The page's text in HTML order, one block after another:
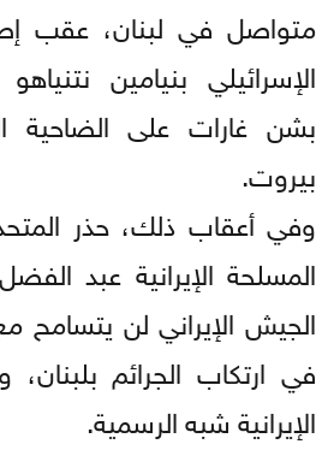
متواصل في لبنان، عقب
الإسرائيلي بنيامين
بشن غارات على الضاحية
بيروت.
وفي أعقاب ذلك، حذر
المسلحة الإيرانية عبد
الجيش الإيراني لن يتسامح
في ارتكاب الجرائم
الإيرانية شبه الرسمية.